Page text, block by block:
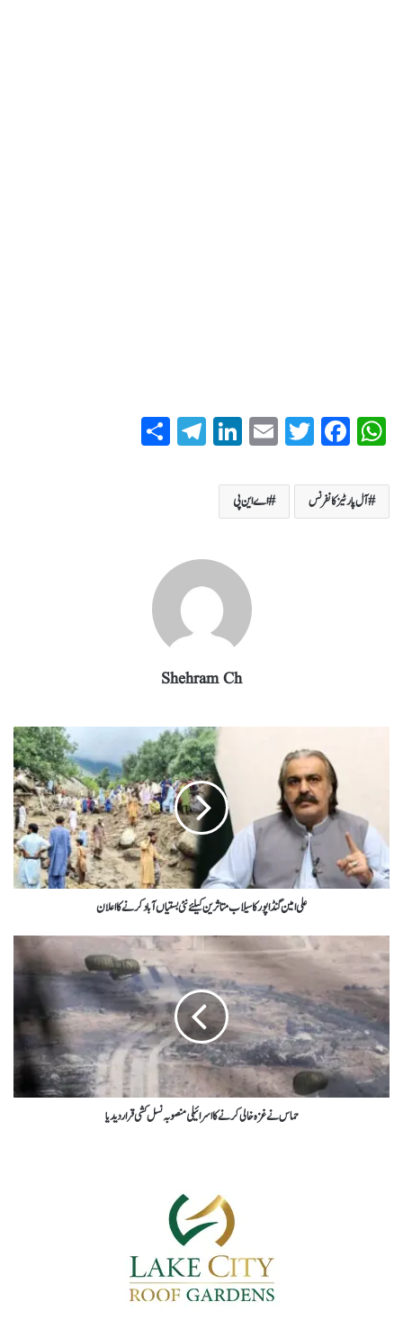
W
ha
ts
A
Fa
ce
bo
ok
T
wi
tte
r
E
m
ail
Li
nk
T
el
آل پارٹیزکانفرنس اے این پی
Shehram Ch
علی امین گنڈاپورکاسیلاب متاثرین کیلئےنئی بستیاں آباد کرنےکااعلان
حماس نےغزہ خالی کرنےکااسرائیلی منصوبہ نسل کشی قرار دیدیا